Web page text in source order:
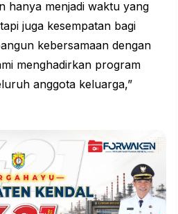
hanya menjadi waktu yang
juga kesempatan bagi
kebersamaan dengan
menghadirkan program
anggota keluarga,”